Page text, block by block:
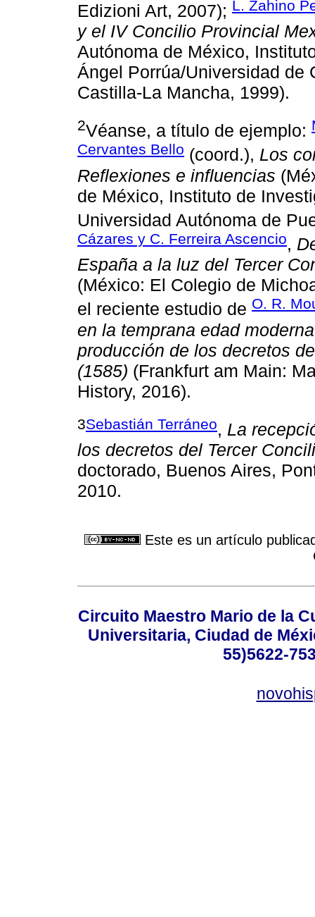
Edizioni Art, 2007); L. Zahino
y el IV Concilio Provincial
Autónoma de México,
Ángel Porrúa/Universidad de
Castilla-La Mancha, 1999).
2Véanse, a título de ejemplo:
Cervantes Bello (coord.), Los
Reflexiones e influencias
de México, Instituto de
Universidad Autónoma de
Cázares y C. Ferreira Ascencio,
España a la luz del Tercer
(México: El Colegio de
el reciente estudio de O. R.
en la temprana edad
producción de los decretos
(1585) (Frankfurt am Main:
History, 2016).
3Sebastián Terráneo, La
los decretos del Tercer
doctorado, Buenos Aires,
2010.
Este es un artículo
Circuito Maestro Mario de la
Universitaria, Ciudad de
55)5622-